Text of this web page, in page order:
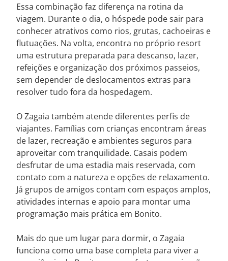
Essa combinação faz diferença na rotina da
viagem. Durante o dia, o hóspede pode sair para
conhecer atrativos como rios, grutas, cachoeiras e
flutuações. Na volta, encontra no próprio resort
uma estrutura preparada para descanso, lazer,
refeições e organização dos próximos passeios,
sem depender de deslocamentos extras para
resolver tudo fora da hospedagem.
O Zagaia também atende diferentes perfis de
viajantes. Famílias com crianças encontram áreas
de lazer, recreação e ambientes seguros para
aproveitar com tranquilidade. Casais podem
desfrutar de uma estadia mais reservada, com
contato com a natureza e opções de relaxamento.
Já grupos de amigos contam com espaços amplos,
atividades internas e apoio para montar uma
programação mais prática em Bonito.
Mais do que um lugar para dormir, o Zagaia
funciona como uma base completa para viver a